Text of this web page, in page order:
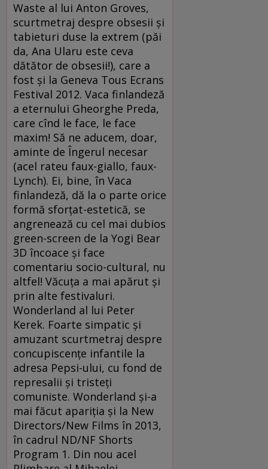
Waste al lui Anton Groves,
scurtmetraj despre obsesii şi
tabieturi duse la extrem (păi
da, Ana Ularu este ceva
dătător de obsesii!), care a
fost şi la Geneva Tous Ecrans
Festival 2012. Vaca finlandeză
a eternului Gheorghe Preda,
care cînd le face, le face
maxim! Să ne aducem, doar,
aminte de Îngerul necesar
(acel rateu faux-giallo, faux-
Lynch). Ei, bine, în Vaca
finlandeză, dă la o parte orice
formă sforţat-estetică, se
angrenează cu cel mai dubios
green-screen de la Yogi Bear
3D încoace şi face
comentariu socio-cultural, nu
altfel! Văcuţa a mai apărut şi
prin alte festivaluri.
Wonderland al lui Peter
Kerek. Foarte simpatic şi
amuzant scurtmetraj despre
concupiscenţe infantile la
adresa Pepsi-ului, cu fond de
represalii şi tristeţi
comuniste. Wonderland şi-a
mai făcut apariţia şi la New
Directors/New Films în 2013,
în cadrul ND/NF Shorts
Program 1. Din nou acel